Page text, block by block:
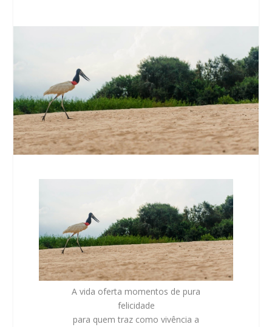
A vida oferta momentos de pura
felicidade
para quem traz como vivência a